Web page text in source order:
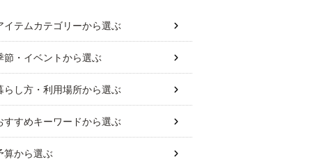
イテムカテゴリーから選ぶ
節・イベントから選ぶ
らし方・利用場所から選ぶ
すすめキーワードから選ぶ
算から選ぶ